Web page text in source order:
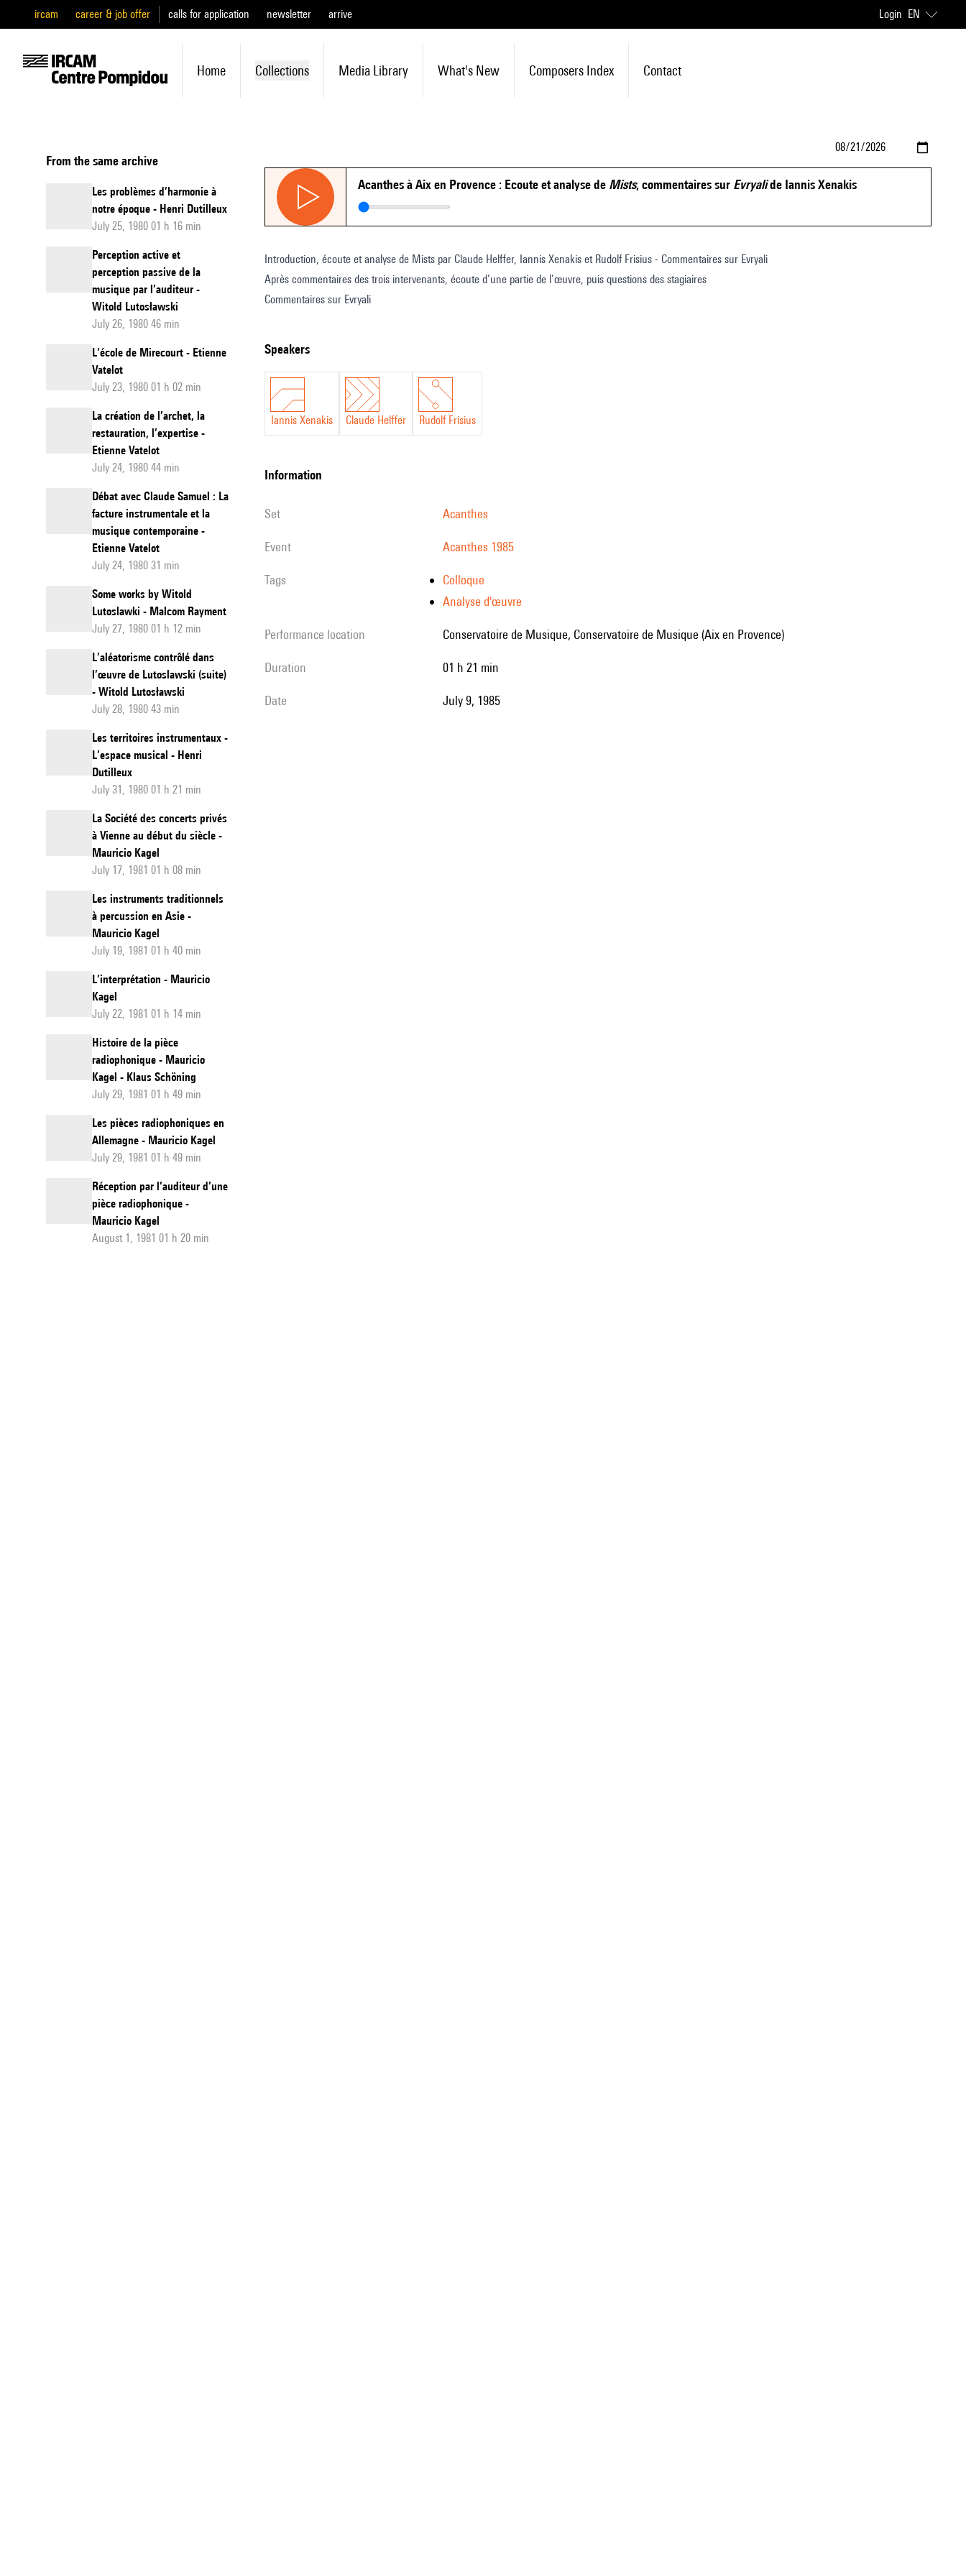
ircam career & job offer calls for application newsletter arrive Login EN
Home Collections Media Library What's New Composers Index Contact
From the same archive
Les problèmes d’harmonie à
notre époque - Henri Dutilleux
July 25, 1980 01 h 16 min
Perception active et
perception passive de la
musique par l’auditeur -
Witold Lutosławski
July 26, 1980 46 min
L’école de Mirecourt - Etienne
Vatelot
July 23, 1980 01 h 02 min
La création de l’archet, la
restauration, l’expertise -
Etienne Vatelot
July 24, 1980 44 min
Débat avec Claude Samuel : La
facture instrumentale et la
musique contemporaine -
Etienne Vatelot
July 24, 1980 31 min
Some works by Witold
Lutoslawki - Malcom Rayment
July 27, 1980 01 h 12 min
L’aléatorisme contrôlé dans
l’œuvre de Lutoslawski (suite)
- Witold Lutosławski
July 28, 1980 43 min
Les territoires instrumentaux -
L’espace musical - Henri
Dutilleux
July 31, 1980 01 h 21 min
La Société des concerts privés
à Vienne au début du siècle -
Mauricio Kagel
July 17, 1981 01 h 08 min
Les instruments traditionnels
à percussion en Asie -
Mauricio Kagel
July 19, 1981 01 h 40 min
L’interprétation - Mauricio
Kagel
July 22, 1981 01 h 14 min
Histoire de la pièce
radiophonique - Mauricio
Kagel - Klaus Schöning
July 29, 1981 01 h 49 min
Les pièces radiophoniques en
Allemagne - Mauricio Kagel
July 29, 1981 01 h 49 min
Réception par l’auditeur d’une
pièce radiophonique -
Mauricio Kagel
August 1, 1981 01 h 20 min
Acanthes à Aix en Provence : Ecoute et analyse de Mists, commentaires sur Evryalide Iannis Xenakis
Introduction, écoute et analyse de Mists par Claude Helffer, Iannis Xenakis et Rudolf Frisius - Commentaires sur Evryali
Après commentaires des trois intervenants, écoute d’une partie de l’œuvre, puis questions des stagiaires
Commentaires sur Evryali
speakers
Iannis Xenakis Claude Helffer Rudolf Frisius
information
set Acanthes
event Acanthes 1985
Tags
Colloque
Analyse d'œuvre
performance location Conservatoire de Musique, Conservatoire de Musique (Aix en Provence)
duration 01 h 21 min
date July 9, 1985